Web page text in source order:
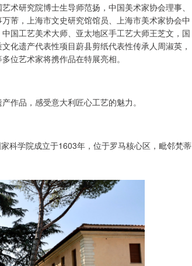
术研究院博士生导师范扬，中国美术家协会理事、
芾，上海市文史研究馆馆员、上海市美术家协会中
国工艺美术大师、亚太地区手工艺大师王芝文，国
化遗产代表性项目蔚县剪纸代表性传承人周淑英，
位艺术家将携作品在特展亮相。
作品，感受意大利匠心工艺的魅力。
科学院成立于1603年，位于罗马核心区，毗邻梵蒂